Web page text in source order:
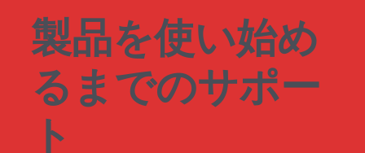
製品を使い始め
るまでのサポー
ト